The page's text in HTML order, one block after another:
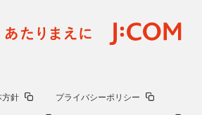
方針 プライバシーポリシー